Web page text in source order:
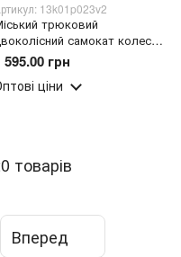
13k01p023v2
трюковий
самокат колеса
110мм D01 Чорно-зелений
595.00 грн
ціни
товарів
Вперед